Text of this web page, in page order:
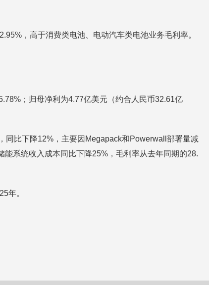
，高于消费类电池、电动汽车类电池业务毛利率。
；归母净利为4.77亿美元（约合人民币32.61亿
同比下降12%，主要因Megapack和Powerwall部署量减
系统收入成本同比下降25%，毛利率从去年同期的28.
年。